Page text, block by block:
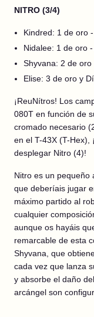
NITRO (3/4)
Kindred: 1 de oro
Nidalee: 1 de oro -
Shyvana: 2 de oro
Elise: 3 de oro y
¡ReuNítros! Los
080T en función de
cromado necesario
en el T-43X (T-Hex),
desplegar Nitro (4)!
Nitro es un pequeño
que deberíais jugar
máximo partido al
cualquier
aunque os hayáis
remarcable de esta
Shyvana, que
cada vez que lanza
y absorbe el daño
arcángel son